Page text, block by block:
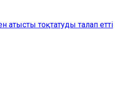
атысты тоқтатуды талап етті